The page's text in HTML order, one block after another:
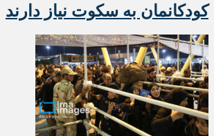
کودکانمان به سکوت نیاز دارند